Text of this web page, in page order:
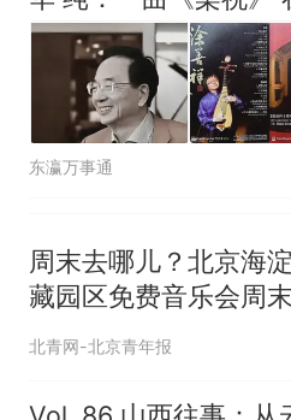
东瀛万事通
周末去哪儿？北京海
藏园区免费音乐会周
开
北青网-北京青年报